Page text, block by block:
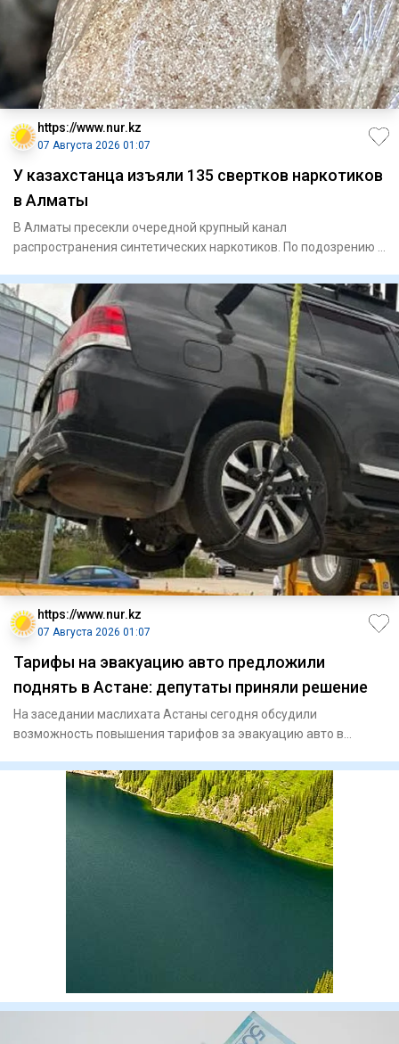
https://www.nur.kz
07 Августа 2026 01:07
У казахстанца изъяли 135 свертков наркотиков
в Алматы
В Алматы пресекли очередной крупный канал
распространения синтетических наркотиков. По подозрению в
https://www.nur.kz
07 Августа 2026 01:07
Тарифы на эвакуацию авто предложили
поднять в Астане: депутаты приняли решение
На заседании маслихата Астаны сегодня обсудили
возможность повышения тарифов за эвакуацию авто в